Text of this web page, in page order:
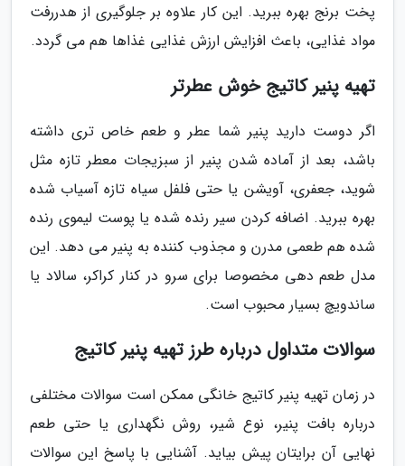
پخت برنج بهره ببرید. این کار علاوه بر جلوگیری از هدررفت
مواد غذایی، باعث افزایش ارزش غذایی غذاها هم می گردد.
تهیه پنیر کاتیج خوش عطرتر
اگر دوست دارید پنیر شما عطر و طعم خاص تری داشته
باشد، بعد از آماده شدن پنیر از سبزیجات معطر تازه مثل
شوید، جعفری، آویشن یا حتی فلفل سیاه تازه آسیاب شده
بهره ببرید. اضافه کردن سیر رنده شده یا پوست لیموی رنده
شده هم طعمی مدرن و مجذوب کننده به پنیر می دهد. این
مدل طعم دهی مخصوصا برای سرو در کنار کراکر، سالاد یا
ساندویچ بسیار محبوب است.
سوالات متداول درباره طرز تهیه پنیر کاتیج
در زمان تهیه پنیر کاتیج خانگی ممکن است سوالات مختلفی
درباره بافت پنیر، نوع شیر، روش نگهداری یا حتی طعم
نهایی آن برایتان پیش بیاید. آشنایی با پاسخ این سوالات